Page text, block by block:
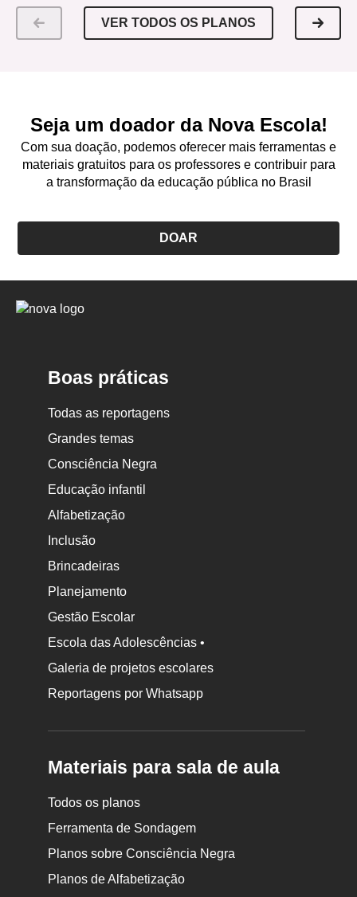
VER TODOS OS PLANOS
Seja um doador da Nova Escola!
Com sua doação, podemos oferecer mais ferramentas e
materiais gratuitos para os professores e contribuir para
a transformação da educação pública no Brasil
DOAR
Logo
Boas práticas
Todas as reportagens
Grandes temas
Consciência Negra
Educação infantil
Alfabetização
Inclusão
Brincadeiras
Planejamento
Gestão Escolar
Escola das Adolescências •
Galeria de projetos escolares
Reportagens por Whatsapp
Materiais para sala de aula
Todos os planos
Ferramenta de Sondagem
Planos sobre Consciência Negra
Planos de Alfabetização